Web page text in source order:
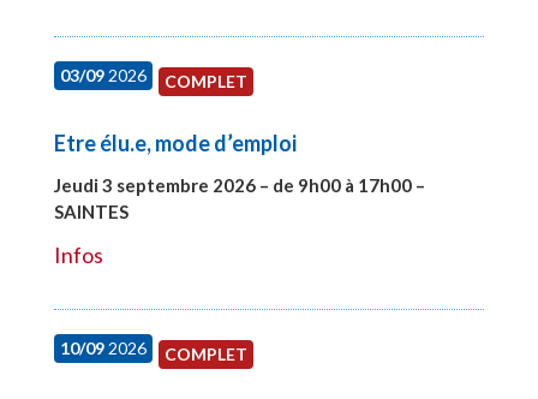
03/092026 COMPLET
Etre élu.e, mode d’emploi
Jeudi 3 septembre 2026 – de 9h00 à 17h00 –
SAINTES
Infos
10/092026 COMPLET